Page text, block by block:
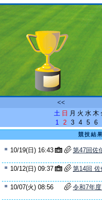
<<
土 日 月 火 水 木
1
2 3 4 5 6
競技結
■ 10/19(日) 16:43 第47回佐
■ 10/12(日) 09:37 第14回
■ 10/07(火) 08:56 令和7年